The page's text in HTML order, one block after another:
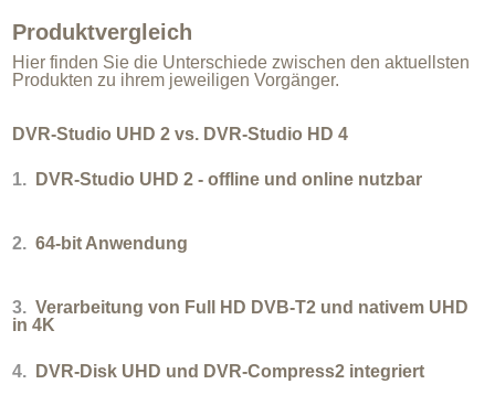
Produktvergleich
Hier finden Sie die Unterschiede zwischen den aktuellsten
Produkten zu ihrem jeweiligen Vorgänger.
DVR-Studio UHD 2 vs. DVR-Studio HD 4
1. DVR-Studio UHD 2 - offline und online nutzbar
2. 64-bit Anwendung
3. Verarbeitung von Full HD DVB-T2 und nativem UHD
in 4K
4. DVR-Disk UHD und DVR-Compress2 integriert